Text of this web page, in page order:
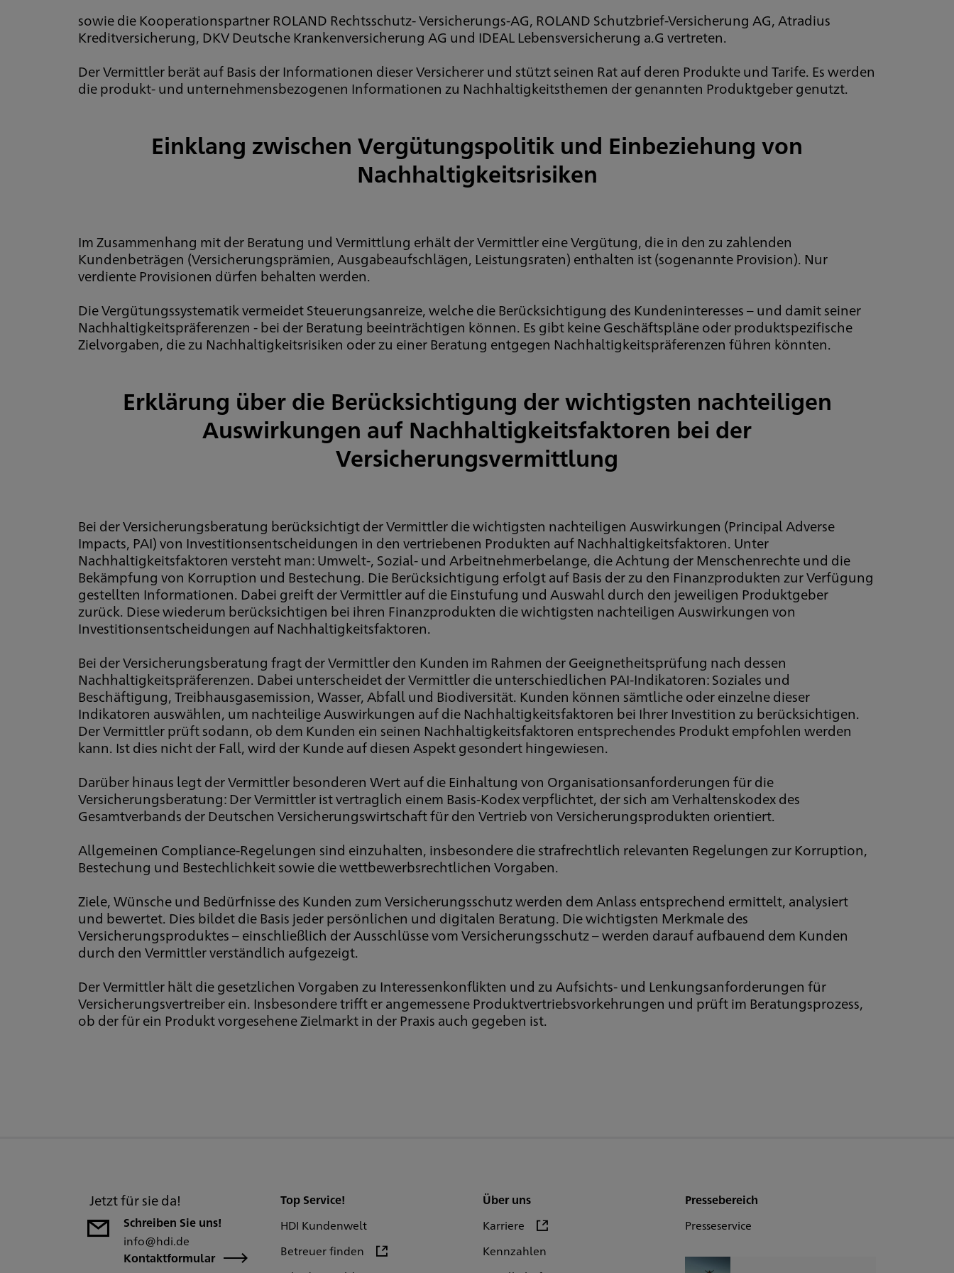
sowie die Kooperationspartner ROLAND Rechtsschutz- Versicherungs-AG, ROLAND Schutzbrief-Versicherung AG, Atradius
Kreditversicherung, DKV Deutsche Krankenversicherung AG und IDEAL Lebensversicherung a.G vertreten.
Der Vermittler berät auf Basis der Informationen dieser Versicherer und stützt seinen Rat auf deren Produkte und Tarife. Es werden
die produkt- und unternehmensbezogenen Informationen zu Nachhaltigkeitsthemen der genannten Produktgeber genutzt.
Einklang zwischen Vergütungspolitik und Einbeziehung von
Nachhaltigkeitsrisiken
Im Zusammenhang mit der Beratung und Vermittlung erhält der Vermittler eine Vergütung, die in den zu zahlenden
Kundenbeträgen (Versicherungsprämien, Ausgabeaufschlägen, Leistungsraten) enthalten ist (sogenannte Provision). Nur
verdiente Provisionen dürfen behalten werden.
Die Vergütungssystematik vermeidet Steuerungsanreize, welche die Berücksichtigung des Kundeninteresses – und damit seiner
Nachhaltigkeitspräferenzen - bei der Beratung beeinträchtigen können. Es gibt keine Geschäftspläne oder produktspezifische
Zielvorgaben, die zu Nachhaltigkeitsrisiken oder zu einer Beratung entgegen Nachhaltigkeitspräferenzen führen könnten.
Erklärung über die Berücksichtigung der wichtigsten nachteiligen
Auswirkungen auf Nachhaltigkeitsfaktoren bei der
Versicherungsvermittlung
Bei der Versicherungsberatung berücksichtigt der Vermittler die wichtigsten nachteiligen Auswirkungen (Principal Adverse
Impacts, PAI) von Investitionsentscheidungen in den vertriebenen Produkten auf Nachhaltigkeitsfaktoren. Unter
Nachhaltigkeitsfaktoren versteht man: Umwelt-, Sozial- und Arbeitnehmerbelange, die Achtung der Menschenrechte und die
Bekämpfung von Korruption und Bestechung. Die Berücksichtigung erfolgt auf Basis der zu den Finanzprodukten zur Verfügung
gestellten Informationen. Dabei greift der Vermittler auf die Einstufung und Auswahl durch den jeweiligen Produktgeber
zurück. Diese wiederum berücksichtigen bei ihren Finanzprodukten die wichtigsten nachteiligen Auswirkungen von
Investitionsentscheidungen auf Nachhaltigkeitsfaktoren.
Bei der Versicherungsberatung fragt der Vermittler den Kunden im Rahmen der Geeignetheitsprüfung nach dessen
Nachhaltigkeitspräferenzen. Dabei unterscheidet der Vermittler die unterschiedlichen PAI-Indikatoren: Soziales und
Beschäftigung, Treibhausgasemission, Wasser, Abfall und Biodiversität. Kunden können sämtliche oder einzelne dieser
Indikatoren auswählen, um nachteilige Auswirkungen auf die Nachhaltigkeitsfaktoren bei Ihrer Investition zu berücksichtigen.
Der Vermittler prüft sodann, ob dem Kunden ein seinen Nachhaltigkeitsfaktoren entsprechendes Produkt empfohlen werden
kann. Ist dies nicht der Fall, wird der Kunde auf diesen Aspekt gesondert hingewiesen.
Darüber hinaus legt der Vermittler besonderen Wert auf die Einhaltung von Organisationsanforderungen für die
Versicherungsberatung: Der Vermittler ist vertraglich einem Basis-Kodex verpflichtet, der sich am Verhaltenskodex des
Gesamtverbands der Deutschen Versicherungswirtschaft für den Vertrieb von Versicherungsprodukten orientiert.
Allgemeinen Compliance-Regelungen sind einzuhalten, insbesondere die strafrechtlich relevanten Regelungen zur Korruption,
Bestechung und Bestechlichkeit sowie die wettbewerbsrechtlichen Vorgaben.
Ziele, Wünsche und Bedürfnisse des Kunden zum Versicherungsschutz werden dem Anlass entsprechend ermittelt, analysiert
und bewertet. Dies bildet die Basis jeder persönlichen und digitalen Beratung. Die wichtigsten Merkmale des
Versicherungsproduktes – einschließlich der Ausschlüsse vom Versicherungsschutz – werden darauf aufbauend dem Kunden
durch den Vermittler verständlich aufgezeigt.
Der Vermittler hält die gesetzlichen Vorgaben zu Interessenkonflikten und zu Aufsichts- und Lenkungsanforderungen für
Versicherungsvertreiber ein. Insbesondere trifft er angemessene Produktvertriebsvorkehrungen und prüft im Beratungsprozess,
ob der für ein Produkt vorgesehene Zielmarkt in der Praxis auch gegeben ist.
Jetzt für sie da!
Schreiben Sie uns!
info@hdi.de
Kontaktformular
Top Service!
HDI Kundenwelt
Betreuer finden
Über uns
Karriere
Kennzahlen
Pressebereich
Presseservice